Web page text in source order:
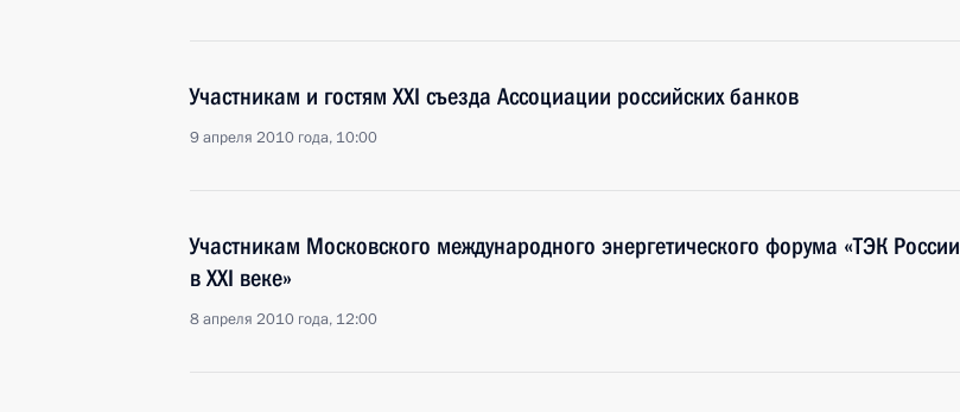
Участникам и гостям XXI съезда Ассоциации российских банков
9 апреля 2010 года, 10:00
Участникам Московского международного энергетического форума «ТЭК России
в XXI веке»
8 апреля 2010 года, 12:00